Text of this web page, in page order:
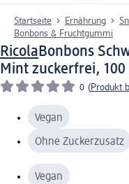
Startseite Ernährung
Bonbons & Fruchtgummi
RicolaBonbons
Mint zuckerfrei, 100
0 (Produkt
Vegan
Ohne Zuckerzusatz
Vegan